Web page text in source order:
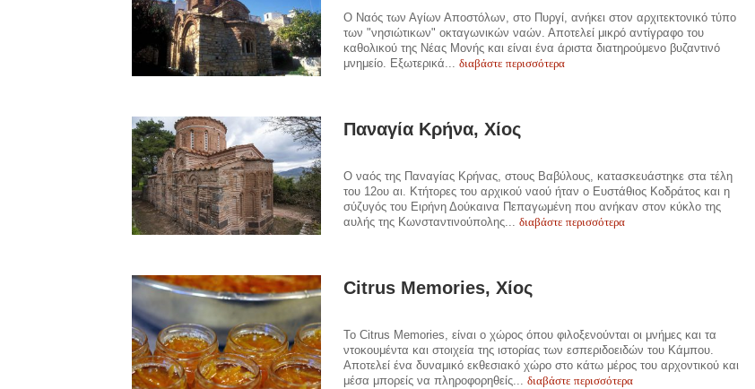
Ο Ναός των Αγίων Αποστόλων, στο Πυργί, ανήκει στον αρχιτεκτονικό τύπο
των "νησιώτικων" οκταγωνικών ναών. Αποτελεί μικρό αντίγραφο του
καθολικού της Νέας Μονής και είναι ένα άριστα διατηρούμενο βυζαντινό
μνημείο. Εξωτερικά...διαβάστε περισσότερα
Παναγία Κρήνα, Χίος
Ο ναός της Παναγίας Κρήνας, στους Βαβύλους, κατασκευάστηκε στα τέλη
του 12ου αι. Κτήτορες του αρχικού ναού ήταν ο Ευστάθιος Κοδράτος και η
σύζυγός του Ειρήνη Δούκαινα Πεπαγωμένη που ανήκαν στον κύκλο της
αυλής της Κωνσταντινούπολης...διαβάστε περισσότερα
Citrus Memories, Χίος
Το Citrus Memories, είναι ο χώρος όπου φιλοξενούνται οι μνήμες και τα
ντοκουμέντα και στοιχεία της ιστορίας των εσπεριδοειδών του Κάμπου.
Αποτελεί ένα δυναμικό εκθεσιακό χώρο στο κάτω μέρος του αρχοντικού και
μέσα μπορείς να πληροφορηθείς...διαβάστε περισσότερα